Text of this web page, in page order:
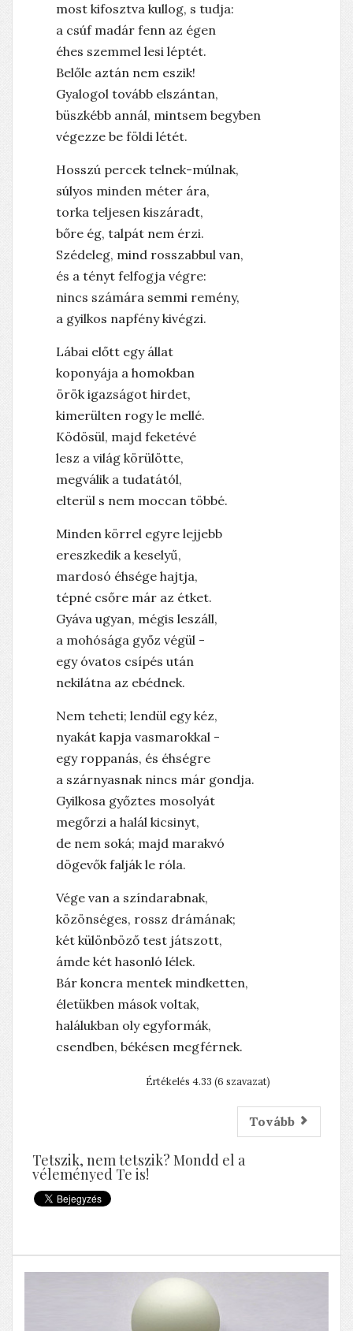
most kifosztva kullog, s tudja:
a csúf madár fenn az égen
éhes szemmel lesi léptét.
Belőle aztán nem eszik!
Gyalogol tovább elszántan,
büszkébb annál, mintsem begyben
végezze be földi létét.
Hosszú percek telnek-múlnak,
súlyos minden méter ára,
torka teljesen kiszáradt,
bőre ég, talpát nem érzi.
Szédeleg, mind rosszabbul van,
és a tényt felfogja végre:
nincs számára semmi remény,
a gyilkos napfény kivégzi.
Lábai előtt egy állat
koponyája a homokban
örök igazságot hirdet,
kimerülten rogy le mellé.
Ködösül, majd feketévé
lesz a világ körülötte,
megválik a tudatától,
elterül s nem moccan többé.
Minden körrel egyre lejjebb
ereszkedik a keselyű,
mardosó éhsége hajtja,
tépné csőre már az étket.
Gyáva ugyan, mégis leszáll,
a mohósága győz végül -
egy óvatos csípés után
nekilátna az ebédnek.
Nem teheti; lendül egy kéz,
nyakát kapja vasmarokkal -
egy roppanás, és éhségre
a szárnyasnak nincs már gondja.
Gyilkosa győztes mosolyát
megőrzi a halál kicsinyt,
de nem soká; majd marakvó
dögevők falják le róla.
Vége van a színdarabnak,
közönséges, rossz drámának;
két különböző test játszott,
ámde két hasonló lélek.
Bár koncra mentek mindketten,
életükben mások voltak,
halálukban oly egyformák,
csendben, békésen megférnek.
Értékelés 4.33 (6 szavazat)
Tovább
Tetszik, nem tetszik? Mondd el a
véleményed Te is!
A halott ember rózsája élni akar
Horgászat, kegyeletsértés, stb.
Rita Horseyes: Viharpárduc